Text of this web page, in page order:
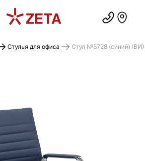
Стулья для офиса Стул №5728 (синий) (ВИ)